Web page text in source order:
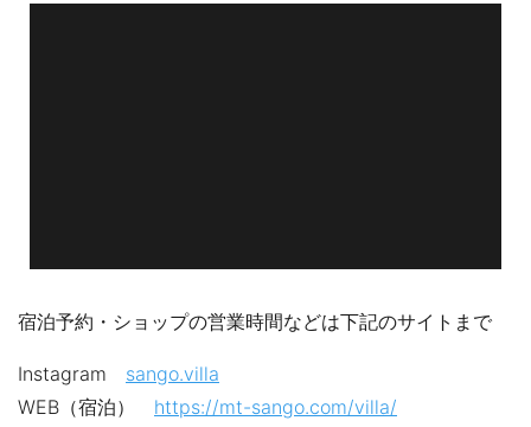
宿泊予約・ショップの営業時間などは下記のサイトまで
Instagram sango.villa
WEB（宿泊） https://mt-sango.com/villa/